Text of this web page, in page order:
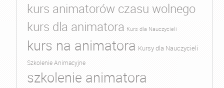
kurs animatorów czasu wolnego
kurs dla animatora Kurs dla Nauczycieli
kurs na animatora Kursy dla Nauczycieli
Szkolenie Animacyjne
szkolenie animatora